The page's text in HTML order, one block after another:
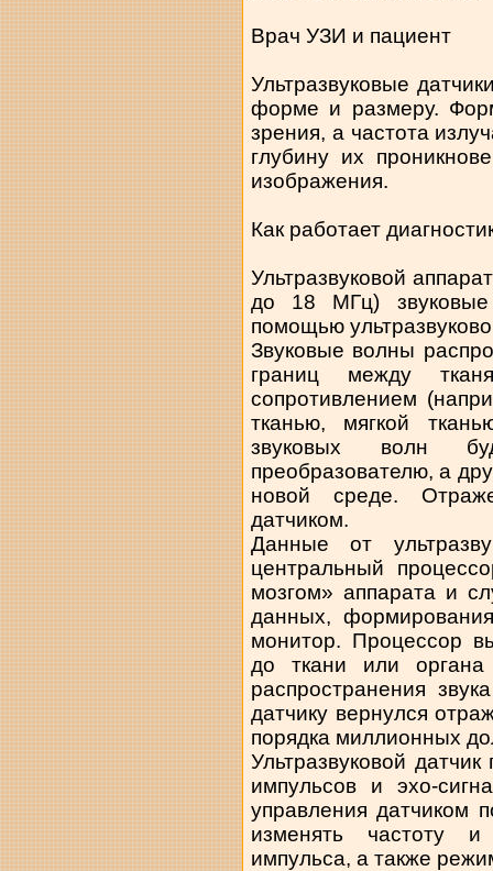
Врач УЗИ и пациент
Ультразвуковые
форме и размеру.
зрения, а частота
глубину их
изображения.
Как работает
Ультразвуковой
до 18 МГц)
помощью
Звуковые волны
границ между
сопротивлением
тканью, мягкой
звуковых волн
преобразователю, а
новой среде.
датчиком.
Данные от
центральный
мозгом» аппарата и
данных,
монитор. Процессор
до ткани или органа
распространения
датчику вернулся
порядка миллионных
Ультразвуковой
импульсов и эхо-
управления датчиком
изменять частоту и
импульса, а также